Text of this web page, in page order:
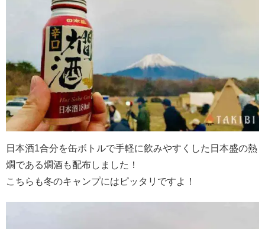
日本酒1合分を缶ボトルで手軽に飲みやすくした日本盛の熱
燗である燗酒も配布しました！
こちらも冬のキャンプにはピッタリですよ！